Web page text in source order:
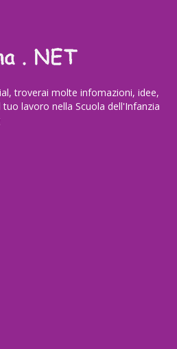
troverai molte infomazioni, idee,
lavoro nella Scuola dell'Infanzia